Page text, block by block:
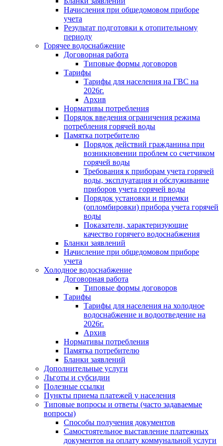
Начисления при общедомовом приборе
учета
Результат подготовки к отопительному
периоду
Горячее водоснабжение
Договорная работа
Типовые формы договоров
Тарифы
Тарифы для населения на ГВС на
2026г.
Архив
Нормативы потребления
Порядок введения ограничения режима
потребления горячей воды
Памятка потребителю
Порядок действий гражданина при
возникновении проблем со счетчиком
горячей воды
Требования к приборам учета горячей
воды, эксплуатация и обслуживание
приборов учета горячей воды
Порядок установки и приемки
(опломбировки) прибора учета горячей
воды
Показатели, характеризующие
качество горячего водоснабжения
Бланки заявлений
Начисление при общедомовом приборе
учета
Холодное водоснабжение
Договорная работа
Типовые формы договоров
Тарифы
Тарифы для населения на холодное
водоснабжение и водоотведение на
2026г.
Архив
Нормативы потребления
Памятка потребителю
Бланки заявлений
Дополнительные услуги
Льготы и субсидии
Полезные ссылки
Пункты приема платежей у населения
Типовые вопросы и ответы (часто задаваемые
вопросы)
Способы получения документов
Самостоятельное выставление платежных
документов на оплату коммунальной услуги